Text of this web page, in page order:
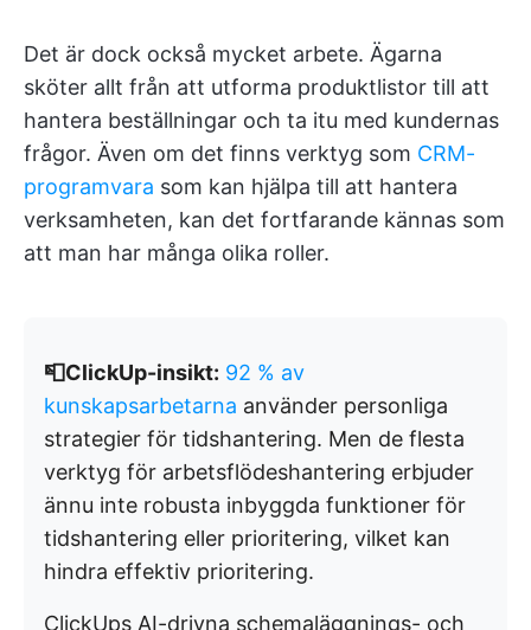
Det är dock också mycket arbete. Ägarna
sköter allt från att utforma produktlistor till att
hantera beställningar och ta itu med kundernas
frågor. Även om det finns verktyg som CRM-
programvara som kan hjälpa till att hantera
verksamheten, kan det fortfarande kännas som
att man har många olika roller.
📮ClickUp-insikt: 92 % av
kunskapsarbetarna använder personliga
strategier för tidshantering. Men de flesta
verktyg för arbetsflödeshantering erbjuder
ännu inte robusta inbyggda funktioner för
tidshantering eller prioritering, vilket kan
hindra effektiv prioritering.
ClickUps AI-drivna schemaläggnings- och